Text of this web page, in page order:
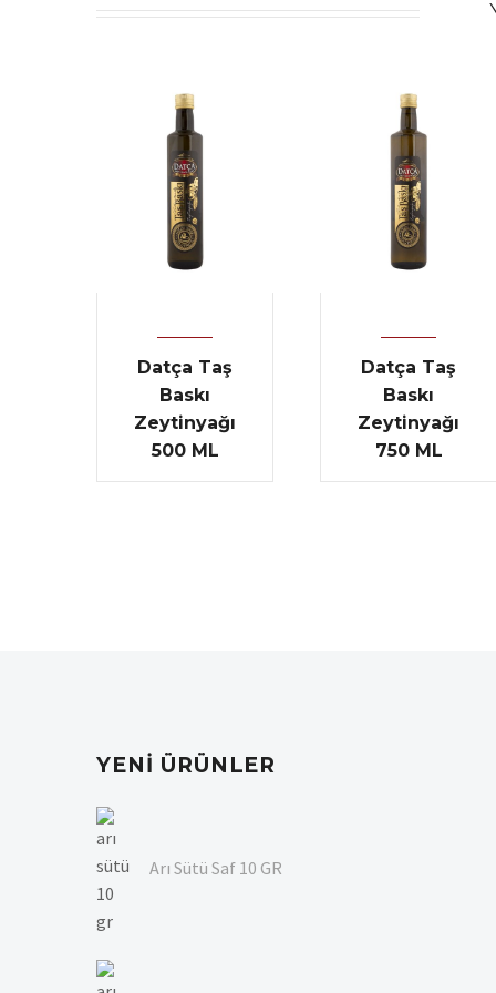
Datça Taş
Baskı
Zeytinyağı
500 ML
Datça Taş
Baskı
Zeytinyağı
750 ML
YENI ÜRÜNLER
Arı Sütü Saf 10 GR